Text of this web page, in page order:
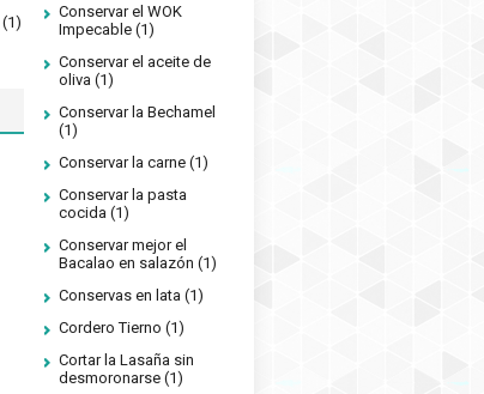
(1)
Conservar el WOK
Impecable (1)
Conservar el aceite de
oliva (1)
Conservar la Bechamel
(1)
Conservar la carne (1)
Conservar la pasta
cocida (1)
Conservar mejor el
Bacalao en salazón (1)
Conservas en lata (1)
Cordero Tierno (1)
Cortar la Lasaña sin
desmoronarse (1)